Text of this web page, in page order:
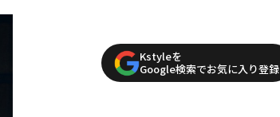
Kstyleを
Google検索でお気に入り登録